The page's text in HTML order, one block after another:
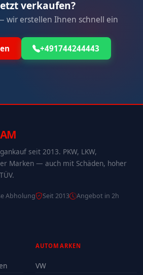
verkaufen?
wir erstellen Ihnen schnell ein
+491744244443
seit 2013. PKW, LKW,
Marken — auch mit Schäden, hoher
Abholung Seit 2013 Angebot in 2h
AUTOMARKEN
VW